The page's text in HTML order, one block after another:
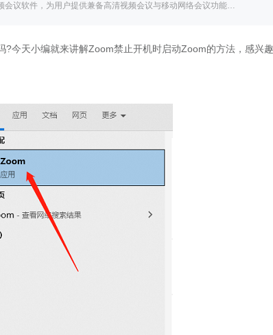
软件介绍: Zoom是一款多人手机云视频会议软件，为用户提供兼备高清视频会议与移动网络会议功能的免费云视频...
天小编就来讲解Zoom禁止开机时启动Zoom的方法，感兴